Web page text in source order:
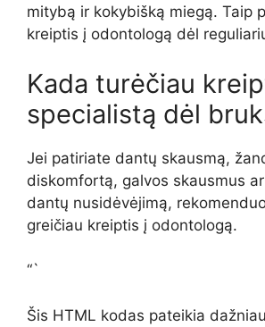
mitybą ir kokybišką miegą. Taip
kreiptis į odontologą dėl
Kada turėčiau
specialistą dėl
Jei patiriate dantų skausmą,
diskomfortą, galvos skausmus
dantų nusidėvėjimą,
greičiau kreiptis į odontologą.
“`
Šis HTML kodas pateikia